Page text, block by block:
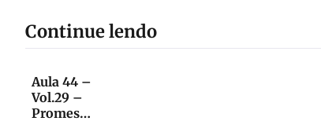
Continue lendo
Aula 44 –
Vol.29 –
Promessas